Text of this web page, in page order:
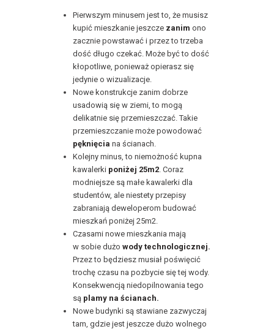
Pierwszym minusem jest to, że musisz
kupić mieszkanie jeszcze zanim ono
zacznie powstawać i przez to trzeba
dość długo czekać. Może być to dość
kłopotliwe, ponieważ opierasz się
jedynie o wizualizacje.
Nowe konstrukcje zanim dobrze
usadowią się w ziemi, to mogą
delikatnie się przemieszczać. Takie
przemieszczanie może powodować
pęknięcia na ścianach.
Kolejny minus, to niemożność kupna
kawalerki poniżej 25m2. Coraz
modniejsze są małe kawalerki dla
studentów, ale niestety przepisy
zabraniają deweloperom budować
mieszkań poniżej 25m2.
Czasami nowe mieszkania mają
w sobie dużo wody technologicznej.
Przez to będziesz musiał poświęcić
trochę czasu na pozbycie się tej wody.
Konsekwencją niedopilnowania tego
są plamy na ścianach.
Nowe budynki są stawiane zazwyczaj
tam, gdzie jest jeszcze dużo wolnego